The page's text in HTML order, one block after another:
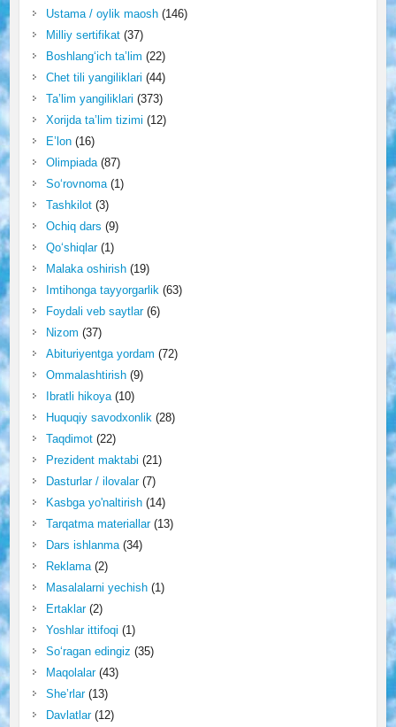
Ustama / oylik maosh(146)
Milliy sertifikat(37)
Boshlang‘ich ta’lim (22)
Chet tili yangiliklari (44)
Ta’lim yangiliklari (373)
Xorijda ta’lim tizimi (12)
E’lon(16)
Olimpiada(87)
So‘rovnoma(1)
Tashkilot(3)
Ochiq dars (9)
Qo‘shiqlar(1)
Malaka oshirish(19)
Imtihonga tayyorgarlik (63)
Foydali veb saytlar(6)
Nizom (37)
Abituriyentga yordam (72)
Ommalashtirish(9)
Ibratli hikoya(10)
Huquqiy savodxonlik (28)
Taqdimot(22)
Prezident maktabi (21)
Dasturlar / ilovalar(7)
Kasbga yo'naltirish(14)
Tarqatma materiallar(13)
Dars ishlanma(34)
Reklama(2)
Masalalarni yechish(1)
Ertaklar(2)
Yoshlar ittifoqi (1)
So‘ragan edingiz (35)
Maqolalar(43)
She’rlar(13)
Davlatlar(12)